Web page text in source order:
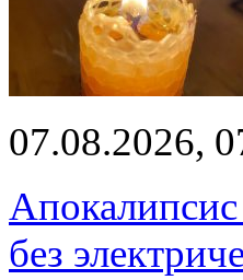
07.08.2026,
Апокалипсис
без